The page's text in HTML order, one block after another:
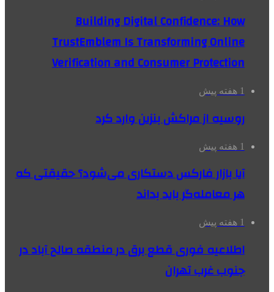
Building Digital Confidence: How
TrustEmblem Is Transforming Online
Verification and Consumer Protection
1 هفته پیش
روسیه از مراکش بنزین وارد کرد
1 هفته پیش
آیا بازار فارکس دستکاری می‌شود؟ حقیقتی که
هر معامله‌گر باید بداند
1 هفته پیش
اطلاعیه فوری قطع برق در منطقه صالح آباد در
جنوب غرب تهران